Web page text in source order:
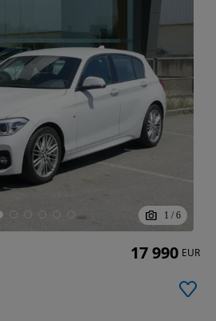
1 / 6
17 990 EUR